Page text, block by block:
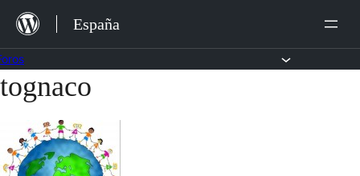
Saltar
contenido
España
Saltar
contenido
tognaco